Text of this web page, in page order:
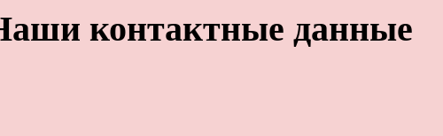
контактные данные